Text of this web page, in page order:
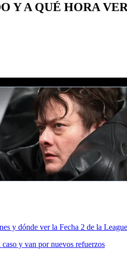
Y A QUÉ HORA VER
y dónde ver la Fecha 2 de la
y van por nuevos refuerzos